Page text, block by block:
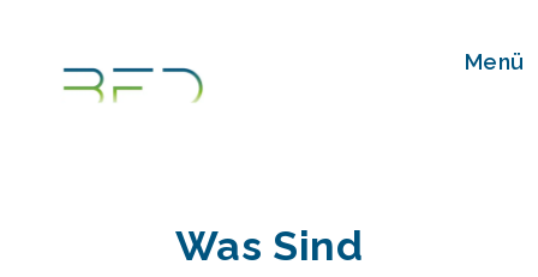
Menü
Was Sind